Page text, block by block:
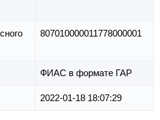
807010000011778000001
ФИАС в формате ГАР
2022-01-18 18:07:29